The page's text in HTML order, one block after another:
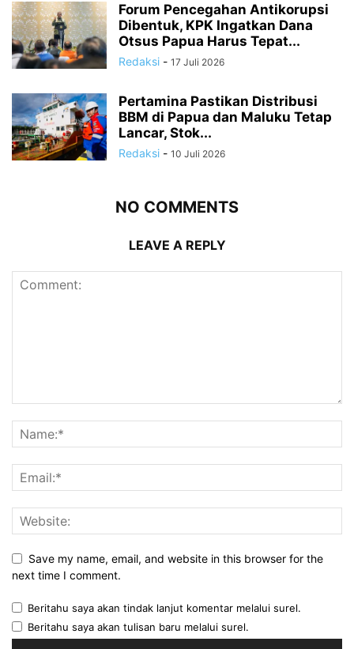
Forum Pencegahan Antikorupsi
Dibentuk, KPK Ingatkan Dana
Otsus Papua Harus Tepat...
Redaksi - 17 Juli 2026
Pertamina Pastikan Distribusi
BBM di Papua dan Maluku Tetap
Lancar, Stok...
Redaksi - 10 Juli 2026
NO COMMENTS
LEAVE A REPLY
Save my name, email, and website in this browser for the
next time I comment.
Beritahu saya akan tindak lanjut komentar melalui surel.
Beritahu saya akan tulisan baru melalui surel.